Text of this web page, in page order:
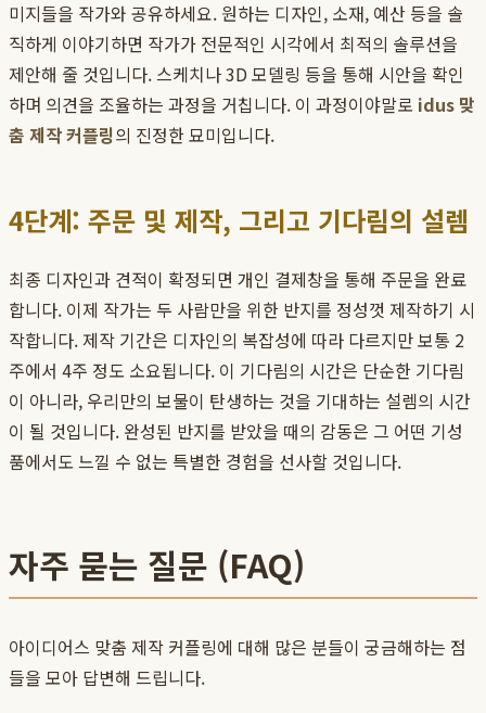
미지들을 작가와 공유하세요. 원하는 디자인, 소재, 예산 등을 솔
직하게 이야기하면 작가가 전문적인 시각에서 최적의 솔루션을
제안해 줄 것입니다. 스케치나 3D 모델링 등을 통해 시안을 확인
하며 의견을 조율하는 과정을 거칩니다. 이 과정이야말로 idus 맞
춤 제작 커플링의 진정한 묘미입니다.
4단계: 주문 및 제작, 그리고 기다림의 설렘
최종 디자인과 견적이 확정되면 개인 결제창을 통해 주문을 완료
합니다. 이제 작가는 두 사람만을 위한 반지를 정성껏 제작하기 시
작합니다. 제작 기간은 디자인의 복잡성에 따라 다르지만 보통 2
주에서 4주 정도 소요됩니다. 이 기다림의 시간은 단순한 기다림
이 아니라, 우리만의 보물이 탄생하는 것을 기대하는 설렘의 시간
이 될 것입니다. 완성된 반지를 받았을 때의 감동은 그 어떤 기성
품에서도 느낄 수 없는 특별한 경험을 선사할 것입니다.
자주 묻는 질문 (FAQ)
아이디어스 맞춤 제작 커플링에 대해 많은 분들이 궁금해하는 점
들을 모아 답변해 드립니다.